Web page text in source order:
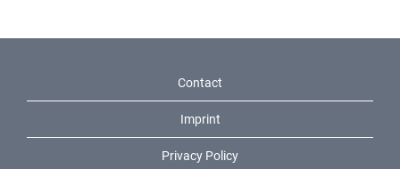
Contact
Imprint
Privacy Policy